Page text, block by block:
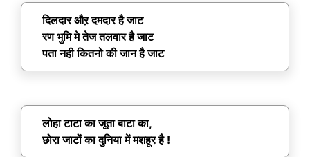
दिलदार औऱ दमदार है जाट
रण भुमि मे तेज तलवार है जाट
पता नही कितनो की जान है जाट
लोहा टाटा का जूता बाटा का,
छोरा जाटों का दुनिया में मशहूर है !